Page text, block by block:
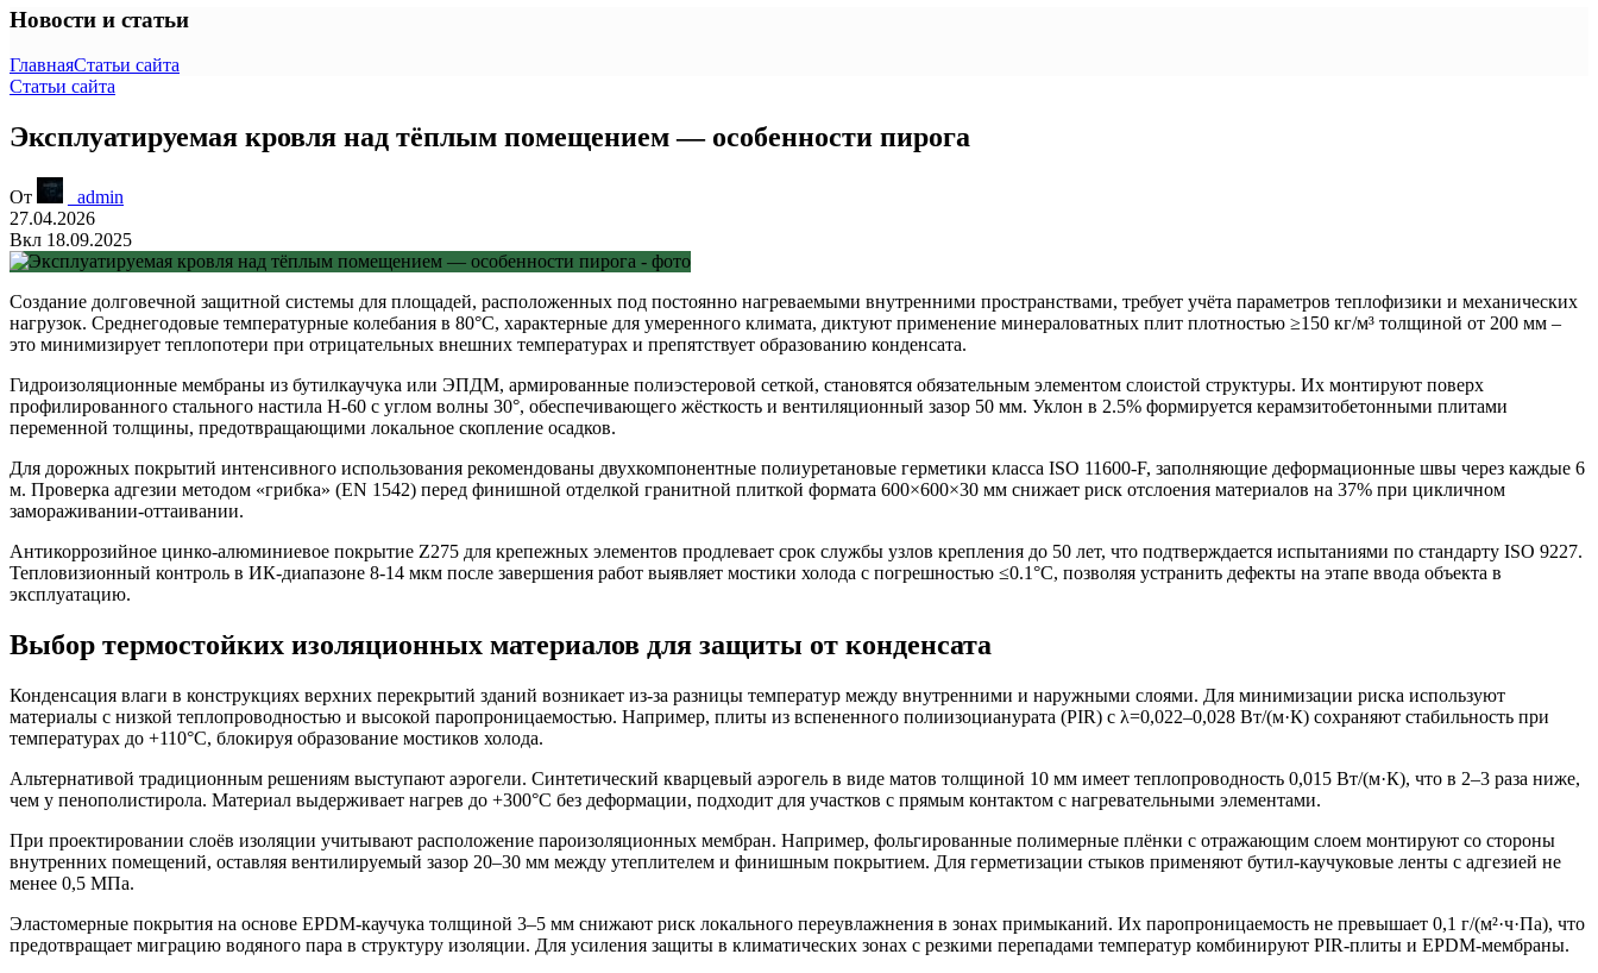
Новости и статьи
ГлавнаяСтатьи сайта
Статьи сайта
Эксплуатируемая кровля над тёплым помещением — особенности пирога
От
_admin
27.04.2026
Вкл 18.09.2025
Создание долговечной защитной системы для площадей, расположенных под постоянно нагреваемыми внутренними пространствами, требует учёта параметров теплофизики и механических
нагрузок. Среднегодовые температурные колебания в 80°C, характерные для умеренного климата, диктуют применение минераловатных плит плотностью ≥150 кг/м³ толщиной от 200 мм –
это минимизирует теплопотери при отрицательных внешних температурах и препятствует образованию конденсата.
Гидроизоляционные мембраны из бутилкаучука или ЭПДМ, армированные полиэстеровой сеткой, становятся обязательным элементом слоистой структуры. Их монтируют поверх
профилированного стального настила H-60 с углом волны 30°, обеспечивающего жёсткость и вентиляционный зазор 50 мм. Уклон в 2.5% формируется керамзитобетонными плитами
переменной толщины, предотвращающими локальное скопление осадков.
Для дорожных покрытий интенсивного использования рекомендованы двухкомпонентные полиуретановые герметики класса ISO 11600-F, заполняющие деформационные швы через каждые 6
м. Проверка адгезии методом «грибка» (EN 1542) перед финишной отделкой гранитной плиткой формата 600×600×30 мм снижает риск отслоения материалов на 37% при цикличном
замораживании-оттаивании.
Антикоррозийное цинко-алюминиевое покрытие Z275 для крепежных элементов продлевает срок службы узлов крепления до 50 лет, что подтверждается испытаниями по стандарту ISO 9227.
Тепловизионный контроль в ИК-диапазоне 8-14 мкм после завершения работ выявляет мостики холода с погрешностью ≤0.1°C, позволяя устранить дефекты на этапе ввода объекта в
эксплуатацию.
Выбор термостойких изоляционных материалов для защиты от конденсата
Конденсация влаги в конструкциях верхних перекрытий зданий возникает из-за разницы температур между внутренними и наружными слоями. Для минимизации риска используют
материалы с низкой теплопроводностью и высокой паропроницаемостью. Например, плиты из вспененного полиизоцианурата (PIR) с λ=0,022–0,028 Вт/(м·К) сохраняют стабильность при
температурах до +110°C, блокируя образование мостиков холода.
Альтернативой традиционным решениям выступают аэрогели. Синтетический кварцевый аэрогель в виде матов толщиной 10 мм имеет теплопроводность 0,015 Вт/(м·К), что в 2–3 раза ниже,
чем у пенополистирола. Материал выдерживает нагрев до +300°C без деформации, подходит для участков с прямым контактом с нагревательными элементами.
При проектировании слоёв изоляции учитывают расположение пароизоляционных мембран. Например, фольгированные полимерные плёнки с отражающим слоем монтируют со стороны
внутренних помещений, оставляя вентилируемый зазор 20–30 мм между утеплителем и финишным покрытием. Для герметизации стыков применяют бутил-каучуковые ленты с адгезией не
менее 0,5 МПа.
Эластомерные покрытия на основе EPDM-каучука толщиной 3–5 мм снижают риск локального переувлажнения в зонах примыканий. Их паропроницаемость не превышает 0,1 г/(м²·ч·Па), что
предотвращает миграцию водяного пара в структуру изоляции. Для усиления защиты в климатических зонах с резкими перепадами температур комбинируют PIR-плиты и EPDM-мембраны.